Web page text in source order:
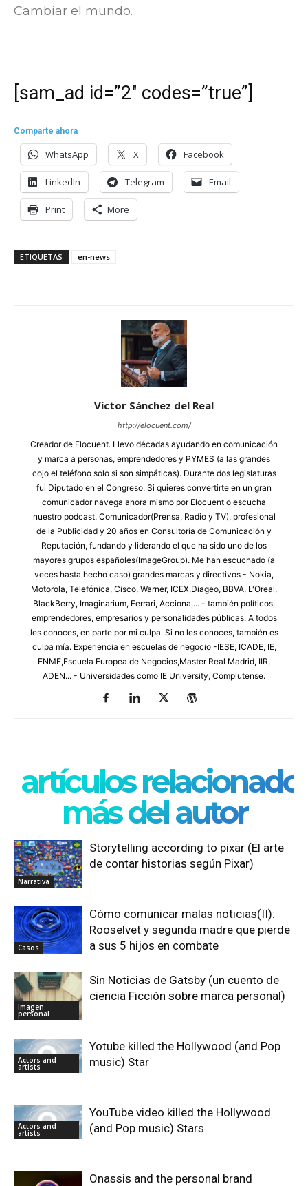
Cambiar el mundo.
[sam_ad id=”2″ codes=”true”]
Comparte ahora
WhatsApp X Facebook
LinkedIn Telegram Email
Print More
ETIQUETAS en-news
Víctor Sánchez del Real
http://elocuent.com/
Creador de Elocuent. Llevo décadas ayudando en comunicación
y marca a personas, emprendedores y PYMES (a las grandes
cojo el teléfono solo si son simpáticas). Durante dos legislaturas
fui Diputado en el Congreso. Si quieres convertirte en un gran
comunicador navega ahora mismo por Elocuent o escucha
nuestro podcast. Comunicador(Prensa, Radio y TV), profesional
de la Publicidad y 20 años en Consultoría de Comunicación y
Reputación, fundando y liderando el que ha sido uno de los
mayores grupos españoles(ImageGroup). Me han escuchado (a
veces hasta hecho caso) grandes marcas y directivos - Nokia,
Motorola, Telefónica, Cisco, Warner, ICEX,Diageo, BBVA, L'Oreal,
BlackBerry, Imaginarium, Ferrari, Acciona,... - también políticos,
emprendedores, empresarios y personalidades públicas. A todos
les conoces, en parte por mi culpa. Si no les conoces, también es
culpa mía. Experiencia en escuelas de negocio -IESE, ICADE, IE,
ENME,Escuela Europea de Negocios,Master Real Madrid, IIR,
ADEN... - Universidades como IE University, Complutense.
artículos
más del autor
Narrativa
Storytelling according to pixar (El arte
de contar historias según Pixar)
Casos
Cómo comunicar malas noticias(II):
Rooselvet y segunda madre que pierde
a sus 5 hijos en combate
Imagen
personal
Sin Noticias de Gatsby (un cuento de
ciencia Ficción sobre marca personal)
Actors and
artists
Yotube killed the Hollywood (and Pop
music) Star
Actors and
artists
YouTube video killed the Hollywood
(and Pop music) Stars
Onassis and the personal brand